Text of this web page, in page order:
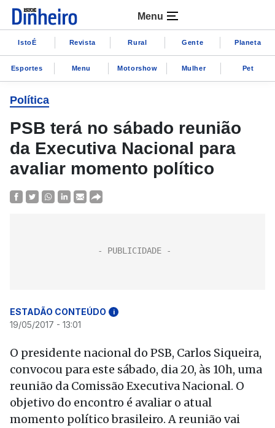
Menu
IstoÉ Revista Rural Gente Planeta
Esportes Menu Motorshow Mulher Pet
Política
PSB terá no sábado reunião
da Executiva Nacional para
avaliar momento político
ESTADÃO CONTEÚDO i
19/05/2017 - 13:01
O presidente nacional do PSB, Carlos Siqueira,
convocou para este sábado, dia 20, às 10h, uma
reunião da Comissão Executiva Nacional. O
objetivo do encontro é avaliar o atual
momento político brasileiro. A reunião vai